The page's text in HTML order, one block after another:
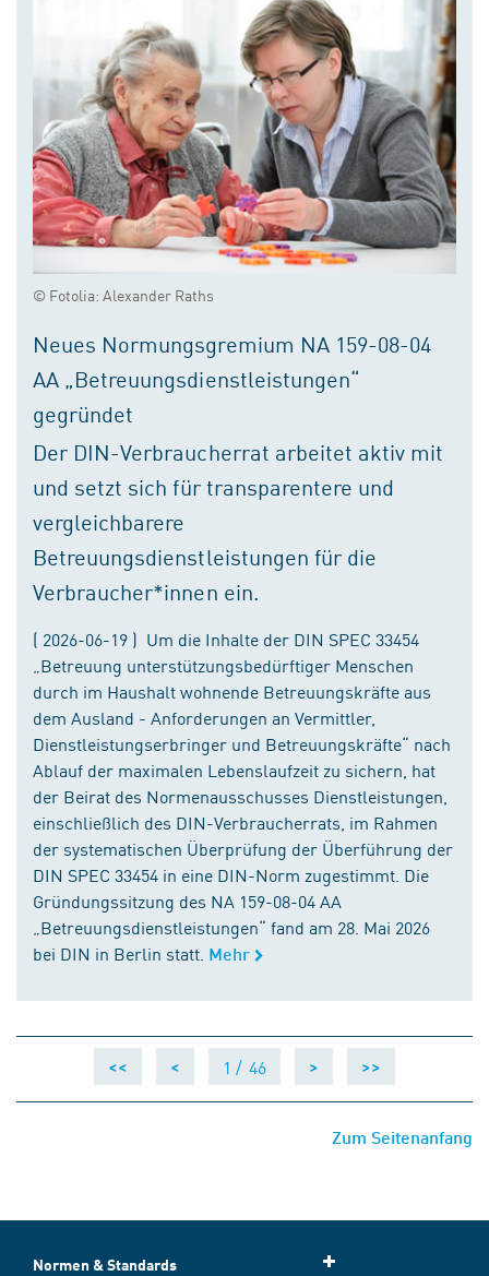
© Fotolia: Alexander Raths
Neues Normungsgremium NA 159-08-04
AA „Betreuungsdienstleistungen“
gegründet
Der DIN-Verbraucherrat arbeitet aktiv mit
und setzt sich für transparentere und
vergleichbarere
Betreuungsdienstleistungen für die
Verbraucher*innen ein.
( 2026-06-19 ) Um die Inhalte der DIN SPEC 33454
„Betreuung unterstützungsbedürftiger Menschen
durch im Haushalt wohnende Betreuungskräfte aus
dem Ausland - Anforderungen an Vermittler,
Dienstleistungserbringer und Betreuungskräfte“ nach
Ablauf der maximalen Lebenslaufzeit zu sichern, hat
der Beirat des Normenausschusses Dienstleistungen,
einschließlich des DIN-Verbraucherrats, im Rahmen
der systematischen Überprüfung der Überführung der
DIN SPEC 33454 in eine DIN-Norm zugestimmt. Die
Gründungssitzung des NA 159-08-04 AA
„Betreuungsdienstleistungen“ fand am 28. Mai 2026
bei DIN in Berlin statt. Mehr
<< < 1 / 46 > >>
Zum Seitenanfang
Normen & Standards